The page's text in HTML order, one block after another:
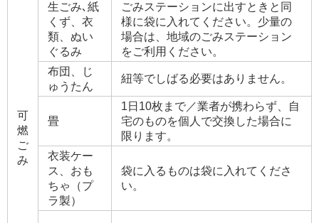
可
燃
ご
み
生ごみ､紙
くず、衣
類、ぬい
ぐるみ
ごみステーションに出すときと同
様に袋に入れてください。少量の
場合は、地域のごみステーション
をご利用ください。
布団、じ
ゅうたん​
紐等でしばる必要はありません。
畳
1日10枚まで／業者が携わらず、自
宅のものを個人で交換した場合に
限ります。
衣装ケー
ス、おも
ちゃ（プ
ラ製）
袋に入るものは袋に入れてくださ
い。